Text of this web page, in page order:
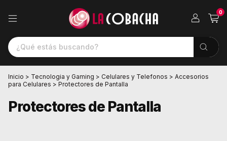
0
Inicio > Tecnologia y Gaming > Celulares y Telefonos > Accesorios
para Celulares > Protectores de Pantalla
Protectores de Pantalla